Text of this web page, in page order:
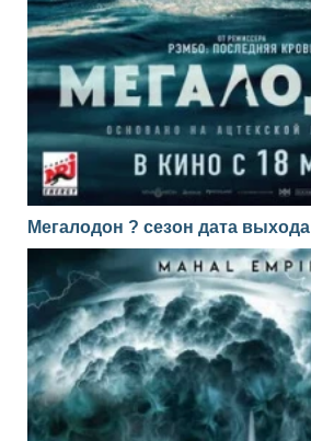
Мегалодон ? сезон дата выхода